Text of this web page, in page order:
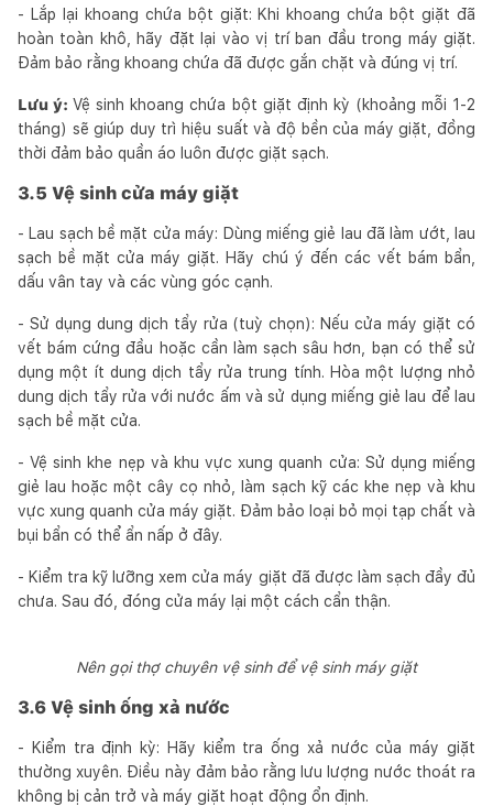
- Lắp lại khoang chứa bột giặt: Khi khoang chứa bột giặt đã
hoàn toàn khô, hãy đặt lại vào vị trí ban đầu trong máy giặt.
Đảm bảo rằng khoang chứa đã được gắn chặt và đúng vị trí.
Lưu ý:Vệ sinh khoang chứa bột giặt định kỳ (khoảng mỗi 1-2
tháng) sẽ giúp duy trì hiệu suất và độ bền của máy giặt, đồng
thời đảm bảo quần áo luôn được giặt sạch.
3.5 Vệ sinh cửa máy giặt
- Lau sạch bề mặt cửa máy: Dùng miếng giẻ lau đã làm ướt, lau
sạch bề mặt cửa máy giặt. Hãy chú ý đến các vết bám bẩn,
dấu vân tay và các vùng góc cạnh.
- Sử dụng dung dịch tẩy rửa (tuỳ chọn): Nếu cửa máy giặt có
vết bám cứng đầu hoặc cần làm sạch sâu hơn, bạn có thể sử
dụng một ít dung dịch tẩy rửa trung tính. Hòa một lượng nhỏ
dung dịch tẩy rửa với nước ấm và sử dụng miếng giẻ lau để lau
sạch bề mặt cửa.
- Vệ sinh khe nẹp và khu vực xung quanh cửa: Sử dụng miếng
giẻ lau hoặc một cây cọ nhỏ, làm sạch kỹ các khe nẹp và khu
vực xung quanh cửa máy giặt. Đảm bảo loại bỏ mọi tạp chất và
bụi bẩn có thể ẩn nấp ở đây.
- Kiểm tra kỹ lưỡng xem cửa máy giặt đã được làm sạch đầy đủ
chưa. Sau đó, đóng cửa máy lại một cách cẩn thận.
Nên gọi thợ chuyên vệ sinh để vệ sinh máy giặt
3.6 Vệ sinh ống xả nước
- Kiểm tra định kỳ: Hãy kiểm tra ống xả nước của máy giặt
thường xuyên. Điều này đảm bảo rằng lưu lượng nước thoát ra
không bị cản trở và máy giặt hoạt động ổn định.